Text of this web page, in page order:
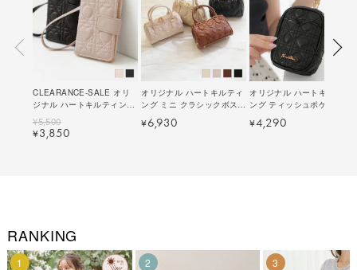
CLEARANCE-SALE オリ
ジナル ハートキルティング
マルチ カードケース le
reve vaniller 全2色｜
lvn927-2071【1】
¥5,500
¥3,850
オリジナル ハートキルティ
ング ミニ クラシックボスト
ン バッグ le reve vaniller
全4色｜lvn932-2113【3】
¥6,930
オリジナル ハートキルティ
ング ティッシュポケット付
き スクエア ミニポーチ le
reve vaniller 全2色｜
¥4,290
RANKING
1 2 3